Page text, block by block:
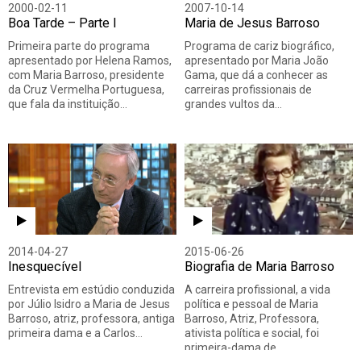
2000-02-11
Boa Tarde – Parte I
Primeira parte do programa
apresentado por Helena Ramos,
com Maria Barroso, presidente
da Cruz Vermelha Portuguesa,
que fala da instituição…
2007-10-14
Maria de Jesus Barroso
Programa de cariz biográfico,
apresentado por Maria João
Gama, que dá a conhecer as
carreiras profissionais de
grandes vultos da…
2014-04-27
Inesquecível
Entrevista em estúdio conduzida
por Júlio Isidro a Maria de Jesus
Barroso, atriz, professora, antiga
primeira dama e a Carlos…
2015-06-26
Biografia de Maria Barroso
A carreira profissional, a vida
política e pessoal de Maria
Barroso, Atriz, Professora,
ativista política e social, foi